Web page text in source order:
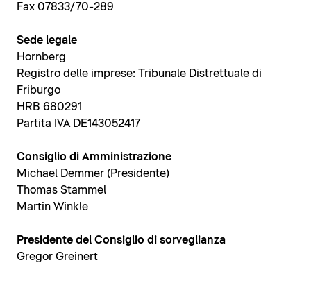
Fax 07833/70-289
Sede legale
Hornberg
Registro delle imprese: Tribunale Distrettuale di
Friburgo
HRB 680291
Partita IVA DE143052417
Consiglio di Amministrazione
Michael Demmer (Presidente)
Thomas Stammel
Martin Winkle
Presidente del Consiglio di sorveglianza
Gregor Greinert